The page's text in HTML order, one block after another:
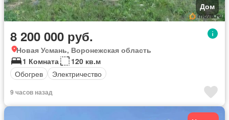
Дом
8 200 000 руб.
Новая Усмань, Воронежская область
1 Комната
120 кв.м
Обогрев
Электричество
9 часов назад